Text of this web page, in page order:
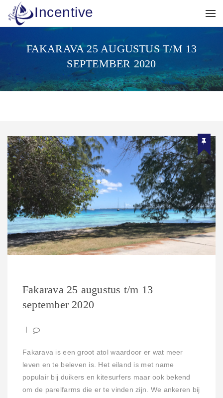
Incentive
FAKARAVA 25 AUGUSTUS T/M 13
SEPTEMBER 2020
Fakarava 25 augustus t/m 13
september 2020
Fakarava is een groot atol waardoor er wat meer
leven en te beleven is. Het eiland is met name
populair bij duikers en kitesurfers maar ook bekend
om de parelfarms die er te vinden zijn. We ankeren bij